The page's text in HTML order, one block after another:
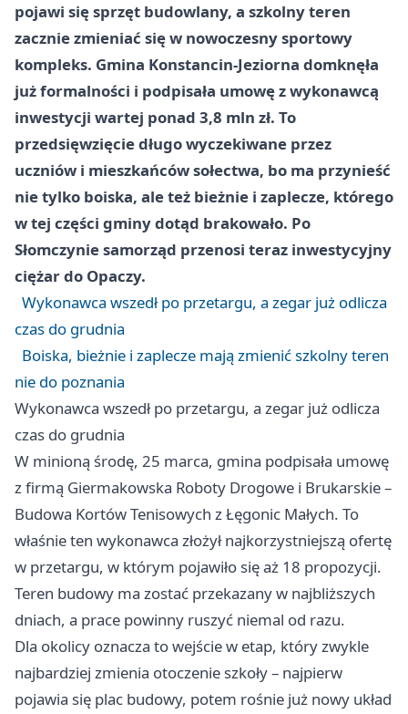
pojawi się sprzęt budowlany, a szkolny teren
zacznie zmieniać się w nowoczesny sportowy
kompleks. Gmina Konstancin-Jeziorna domknęła
już formalności i podpisała umowę z wykonawcą
inwestycji wartej ponad 3,8 mln zł. To
przedsięwzięcie długo wyczekiwane przez
uczniów i mieszkańców sołectwa, bo ma przynieść
nie tylko boiska, ale też bieżnie i zaplecze, którego
w tej części gminy dotąd brakowało. Po
Słomczynie samorząd przenosi teraz inwestycyjny
ciężar do Opaczy.
Wykonawca wszedł po przetargu, a zegar już odlicza
czas do grudnia
Boiska, bieżnie i zaplecze mają zmienić szkolny teren
nie do poznania
Wykonawca wszedł po przetargu, a zegar już odlicza
czas do grudnia
W minioną środę, 25 marca, gmina podpisała umowę
z firmą Giermakowska Roboty Drogowe i Brukarskie –
Budowa Kortów Tenisowych z Łęgonic Małych. To
właśnie ten wykonawca złożył najkorzystniejszą ofertę
w przetargu, w którym pojawiło się aż 18 propozycji.
Teren budowy ma zostać przekazany w najbliższych
dniach, a prace powinny ruszyć niemal od razu.
Dla okolicy oznacza to wejście w etap, który zwykle
najbardziej zmienia otoczenie szkoły – najpierw
pojawia się plac budowy, potem rośnie już nowy układ